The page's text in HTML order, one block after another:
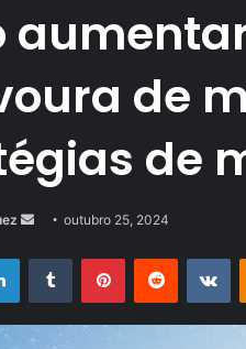
de
de
Mandeoutubro 25, 2024
LinkedinTumblr PinterestReddit